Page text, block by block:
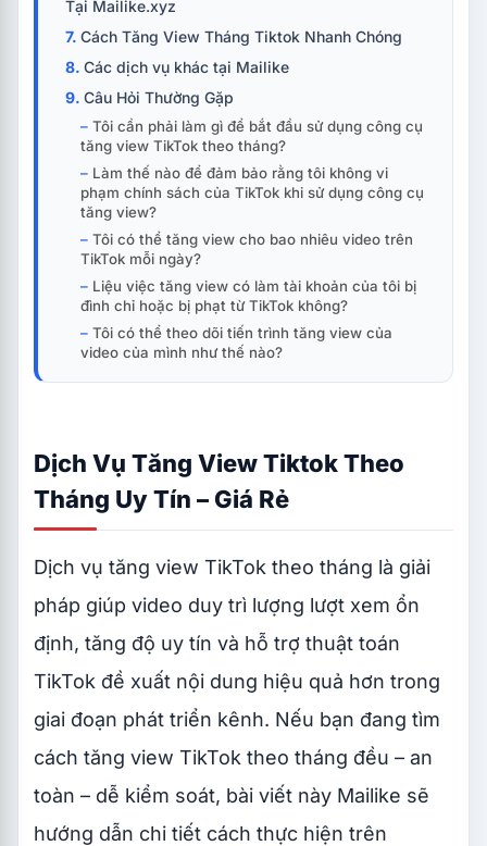
Tại Mailike.xyz
Cách Tăng View Tháng Tiktok Nhanh Chóng
Các dịch vụ khác tại Mailike
Câu Hỏi Thường Gặp
Tôi cần phải làm gì để bắt đầu sử dụng công cụ
tăng view TikTok theo tháng?
Làm thế nào để đảm bảo rằng tôi không vi
phạm chính sách của TikTok khi sử dụng công cụ
tăng view?
Tôi có thể tăng view cho bao nhiêu video trên
TikTok mỗi ngày?
Liệu việc tăng view có làm tài khoản của tôi bị
đình chỉ hoặc bị phạt từ TikTok không?
Tôi có thể theo dõi tiến trình tăng view của
video của mình như thế nào?
Dịch Vụ Tăng View Tiktok Theo
Tháng Uy Tín – Giá Rẻ
Dịch vụ tăng view TikTok theo tháng là giải
pháp giúp video duy trì lượng lượt xem ổn
định, tăng độ uy tín và hỗ trợ thuật toán
TikTok đề xuất nội dung hiệu quả hơn trong
giai đoạn phát triển kênh. Nếu bạn đang tìm
cách tăng view TikTok theo tháng đều – an
toàn – dễ kiểm soát, bài viết này Mailike sẽ
hướng dẫn chi tiết cách thực hiện trên